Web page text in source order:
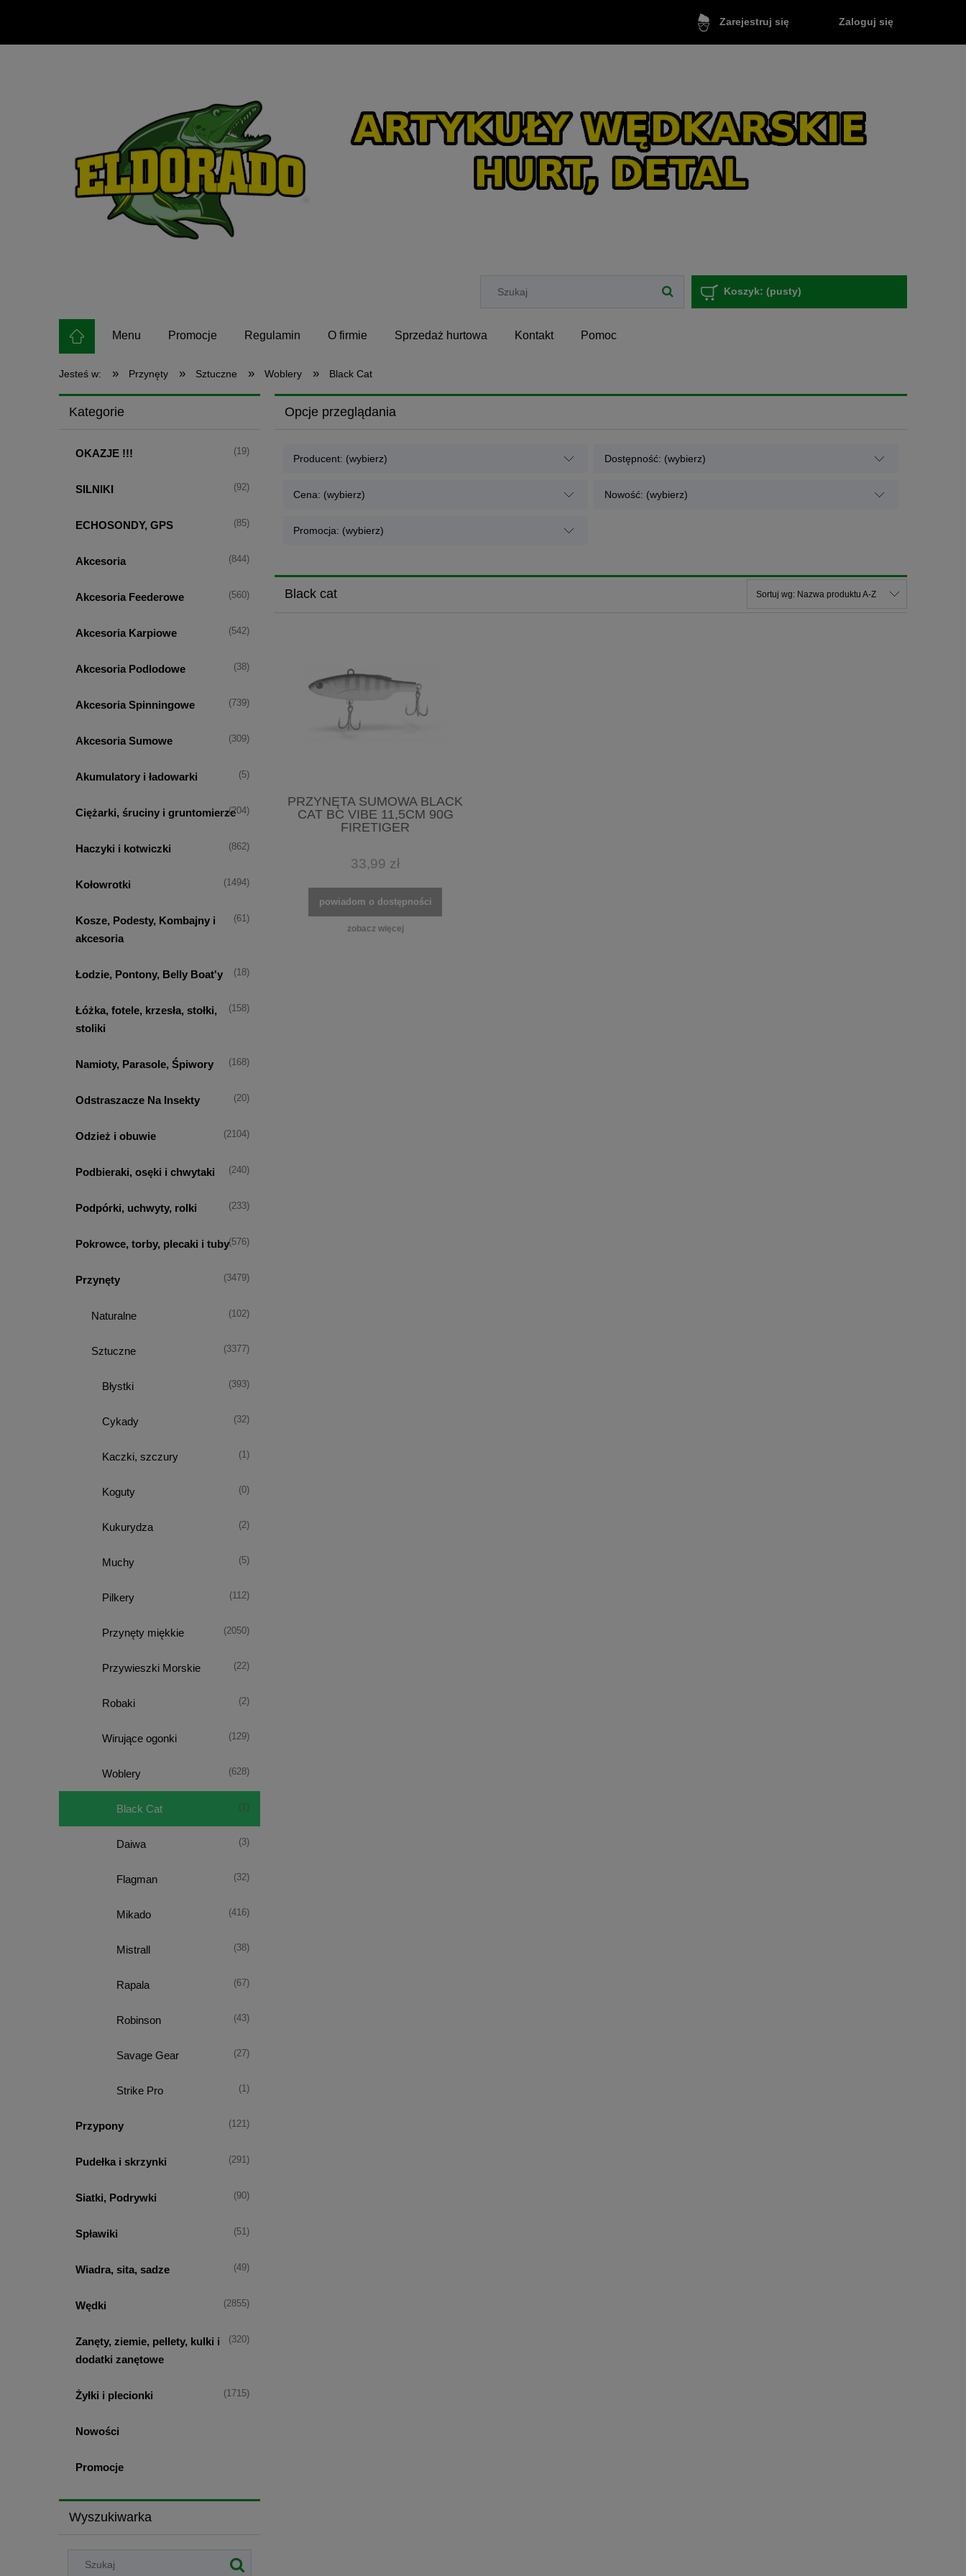
Zarejestruj się Zaloguj się
Koszyk: (pusty)
Menu Promocje Regulamin O firmie Sprzedaż hurtowa Kontakt Pomoc
Jesteś w: » Przynęty » Sztuczne » Woblery » Black Cat
Kategorie
OKAZJE !!! (19)
SILNIKI (92)
ECHOSONDY, GPS (85)
Akcesoria (844)
Akcesoria Feederowe (560)
Akcesoria Karpiowe (542)
Akcesoria Podlodowe (38)
Akcesoria Spinningowe (739)
Akcesoria Sumowe (309)
Akumulatory i ładowarki (5)
Ciężarki, śruciny i gruntomierze(204)
Haczyki i kotwiczki (862)
Kołowrotki (1494)
Kosze, Podesty, Kombajny i
akcesoria
(61)
Łodzie, Pontony, Belly Boat'y (18)
Łóżka, fotele, krzesła, stołki,
stoliki
(158)
Namioty, Parasole, Śpiwory (168)
Odstraszacze Na Insekty (20)
Odzież i obuwie (2104)
Podbieraki, osęki i chwytaki (240)
Podpórki, uchwyty, rolki (233)
Pokrowce, torby, plecaki i tuby(576)
Przynęty (3479)
Naturalne (102)
Sztuczne (3377)
Błystki (393)
Cykady (32)
Kaczki, szczury (1)
Koguty (0)
Kukurydza (2)
Muchy (5)
Pilkery (112)
Przynęty miękkie (2050)
Przywieszki Morskie (22)
Robaki (2)
Wirujące ogonki (129)
Woblery (628)
Black Cat (1)
Daiwa (3)
Flagman (32)
Mikado (416)
Mistrall (38)
Rapala (67)
Robinson (43)
Savage Gear (27)
Strike Pro (1)
Przypony (121)
Pudełka i skrzynki (291)
Siatki, Podrywki (90)
Spławiki (51)
Wiadra, sita, sadze (49)
Wędki (2855)
Zanęty, ziemie, pellety, kulki i
dodatki zanętowe
(320)
Żyłki i plecionki (1715)
Nowości
Promocje
Wyszukiwarka
Opcje przeglądania
Producent: (wybierz) Dostępność: (wybierz)
Cena: (wybierz) Nowość: (wybierz)
Promocja: (wybierz)
Black cat Sortuj wg: Nazwa produktu A-Z
PRZYNĘTA SUMOWA BLACK
CAT BC VIBE 11,5CM 90G
FIRETIGER
33,99 zł
powiadom o dostępności
zobacz więcej